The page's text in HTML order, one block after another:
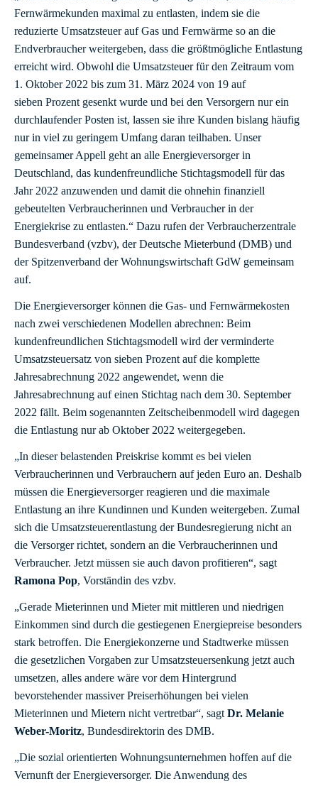
Fernwärmekunden maximal zu entlasten, indem sie die
reduzierte Umsatzsteuer auf Gas und Fernwärme so an die
Endverbraucher weitergeben, dass die größtmögliche Entlastung
erreicht wird. Obwohl die Umsatzsteuer für den Zeitraum vom
1. Oktober 2022 bis zum 31. März 2024 von 19 auf
sieben Prozent gesenkt wurde und bei den Versorgern nur ein
durchlaufender Posten ist, lassen sie ihre Kunden bislang häufig
nur in viel zu geringem Umfang daran teilhaben. Unser
gemeinsamer Appell geht an alle Energieversorger in
Deutschland, das kundenfreundliche Stichtagsmodell für das
Jahr 2022 anzuwenden und damit die ohnehin finanziell
gebeutelten Verbraucherinnen und Verbraucher in der
Energiekrise zu entlasten.“ Dazu rufen der Verbraucherzentrale
Bundesverband (vzbv), der Deutsche Mieterbund (DMB) und
der Spitzenverband der Wohnungswirtschaft GdW gemeinsam
auf.
Die Energieversorger können die Gas- und Fernwärmekosten
nach zwei verschiedenen Modellen abrechnen: Beim
kundenfreundlichen Stichtagsmodell wird der verminderte
Umsatzsteuersatz von sieben Prozent auf die komplette
Jahresabrechnung 2022 angewendet, wenn die
Jahresabrechnung auf einen Stichtag nach dem 30. September
2022 fällt. Beim sogenannten Zeitscheibenmodell wird dagegen
die Entlastung nur ab Oktober 2022 weitergegeben.
„In dieser belastenden Preiskrise kommt es bei vielen
Verbraucherinnen und Verbrauchern auf jeden Euro an. Deshalb
müssen die Energieversorger reagieren und die maximale
Entlastung an ihre Kundinnen und Kunden weitergeben. Zumal
sich die Umsatzsteuerentlastung der Bundesregierung nicht an
die Versorger richtet, sondern an die Verbraucherinnen und
Verbraucher. Jetzt müssen sie auch davon profitieren“, sagt
Ramona Pop, Vorständin des vzbv.
„Gerade Mieterinnen und Mieter mit mittleren und niedrigen
Einkommen sind durch die gestiegenen Energiepreise besonders
stark betroffen. Die Energiekonzerne und Stadtwerke müssen
die gesetzlichen Vorgaben zur Umsatzsteuersenkung jetzt auch
umsetzen, alles andere wäre vor dem Hintergrund
bevorstehender massiver Preiserhöhungen bei vielen
Mieterinnen und Mietern nicht vertretbar“, sagt Dr. Melanie
Weber-Moritz, Bundesdirektorin des DMB.
„Die sozial orientierten Wohnungsunternehmen hoffen auf die
Vernunft der Energieversorger. Die Anwendung des